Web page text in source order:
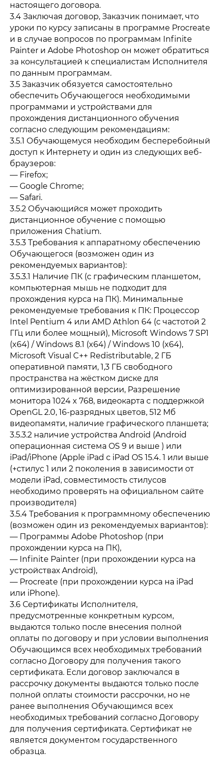
настоящего договора.
3.4 Заключая договор, Заказчик понимает, что
уроки по курсу записаны в программе Procreate
и в случае вопросов по программам Infinite
Painter и Adobe Photoshop он может обратиться
за консультацией к специалистам Исполнителя
по данным программам.
3.5 Заказчик обязуется самостоятельно
обеспечить Обучающегося необходимыми
программами и устройствами для
прохождения дистанционного обучения
согласно следующим рекомендациям:
3.5.1 Обучающемуся необходим бесперебойный
доступ к Интернету и один из следующих веб-
браузеров:
— Firefox;
— Google Chrome;
— Safari.
3.5.2 Обучающийся может проходить
дистанционное обучение с помощью
приложения Chatium.
3.5.3 Требования к аппаратному обеспечению
Обучающегося (возможен один из
рекомендуемых вариантов):
3.5.3.1 Наличие ПК (с графическим планшетом,
компьютерная мышь не подходит для
прохождения курса на ПК). Минимальные
рекомендуемые требования к ПК: Процессор
Intel Pentium 4 или AMD Athlon 64 (с частотой 2
ГГц или более мощный), Microsoft Windows 7 SP1
(x64) / Windows 8.1 (x64) / Windows 10 (x64),
Microsoft Visual C++ Redistributable, 2 ГБ
оперативной памяти, 1,3 ГБ свободного
пространства на жёстком диске для
оптимизированной версии, Разрешение
монитора 1024 x 768, видеокарта с поддержкой
OpenGL 2.0, 16-разрядных цветов, 512 Мб
видеопамяти, наличие графического планшета;
3.5.3.2 наличие устройства Android (Android
операционная система OS 9 и выше ) или
iPad/iPhone (Apple iPad с iPad OS 15.4. 1 или выше
(+стилус 1 или 2 поколения в зависимости от
модели iPad, совместимость стилусов
необходимо проверять на официальном сайте
производителя)
3.5.4 Требования к программному обеспечению
(возможен один из рекомендуемых вариантов):
— Программы Adobe Photoshop (при
прохождении курса на ПК),
— Infinite Painter (при прохождении курса на
устройствах Android),
— Procreate (при прохождении курса на iPad
или iPhone).
3.6 Сертификаты Исполнителя,
предусмотренные конкретным курсом,
выдаются только после внесения полной
оплаты по договору и при условии выполнения
Обучающимся всех необходимых требований
согласно Договору для получения такого
сертификата. Если договор заключался в
рассрочку документы выдаются только после
полной оплаты стоимости рассрочки, но не
ранее выполнения Обучающимся всех
необходимых требований согласно Договору
для получения сертификата. Сертификат не
является документом государственного
образца.